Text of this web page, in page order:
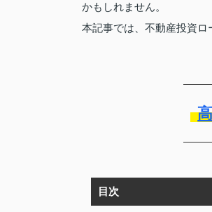
かもしれません。
本記事では、不動産投資ロ
目次